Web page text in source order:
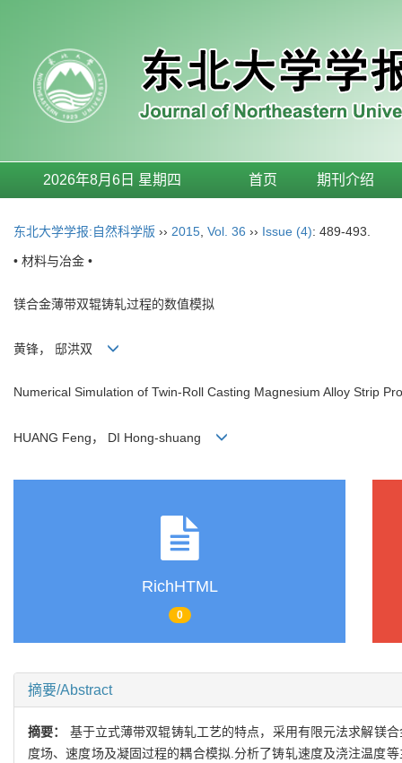
2026年8月6日 星期四 首页 期刊介绍
东北大学学报:自然科学版 ›› 2015 Vol. 36 ›› Issue (4): 489-493.
• 材料与冶金 •
镁合金薄带双辊铸轧过程的数值模拟
黄锋， 邸洪双
Numerical Simulation of Twin-Roll Casting Magnesium Alloy Strip
HUANG Feng， DI Hong-shuang
RichHTML
0
摘要/Abstract
摘要： 基于立式薄带双辊铸轧工艺的特点，采用有限元法求解镁
度场、速度场及凝固过程的耦合模拟.分析了铸轧速度及浇注温度